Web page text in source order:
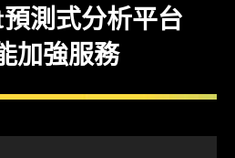
測式分析平台
加強服務